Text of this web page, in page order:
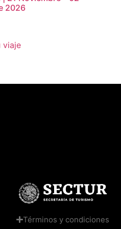
2026
viaje
Términos y condiciones